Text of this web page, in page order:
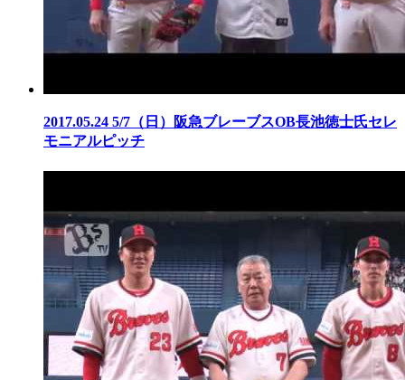
2017.05.24 5/7（日）阪急ブレーブスOB長池徳士氏セレ
モニアルピッチ